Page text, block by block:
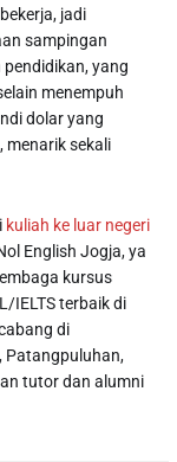
jadi
sampingan
yang
menempuh
dolar yang
menarik sekali
kuliah ke luar negeri
English Jogja, ya
kursus
IELTS terbaik di
di
Patangpuluhan,
tutor dan alumni